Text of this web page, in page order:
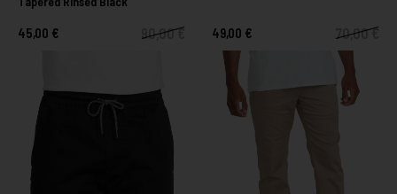
45,00 € 90,00 € 49,00 € 70,00 €